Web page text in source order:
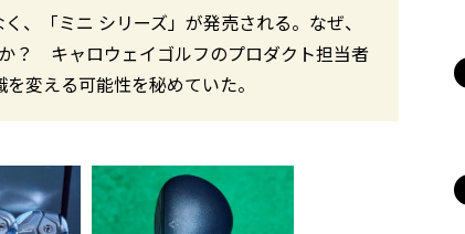
、「ミニ シリーズ」が発売される。なぜ、
？ キャロウェイゴルフのプロダクト担当者
変える可能性を秘めていた。